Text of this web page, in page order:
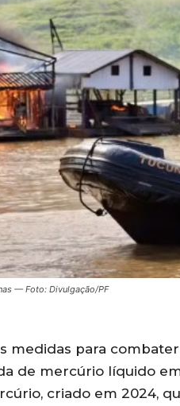
— Foto: Divulgação/PF
medidas para
de mercúrio líquido
criado em 2024,